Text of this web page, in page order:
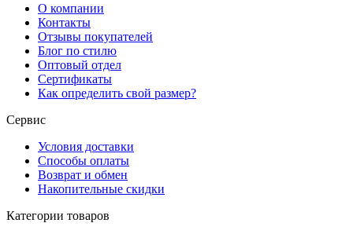
О компании
Контакты
Отзывы покупателей
Блог по стилю
Оптовый отдел
Сертификаты
Как определить свой размер?
Сервис
Условия доставки
Способы оплаты
Возврат и обмен
Накопительные скидки
Категории товаров